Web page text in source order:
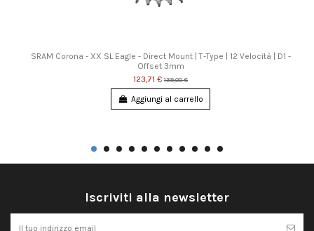
SRAM Corona - XX SL Eagle - Direct Mount | T-Type | 12 Velocità | D1 -
Offset 3mm
123,71 € 139,00 €
Aggiungi al carrello
Iscriviti alla newsletter